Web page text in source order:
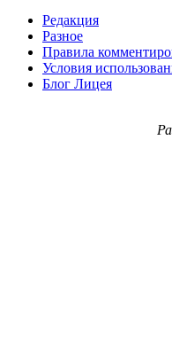
Редакция
Разное
Правила
Условия
Блог Лицея